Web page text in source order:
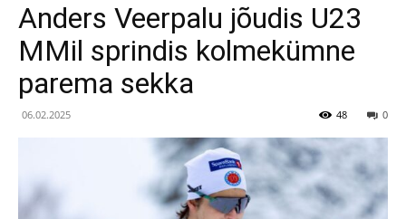
Anders Veerpalu jõudis U23
MMil sprindis kolmekümne
parema sekka
06.02.2025 0
48